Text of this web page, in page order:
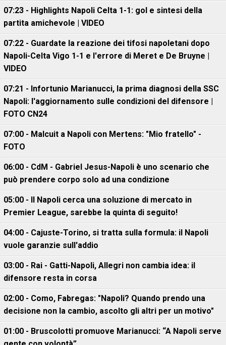
07:23 - Highlights Napoli Celta 1-1: gol e sintesi della
partita amichevole | VIDEO
07:22 - Guardate la reazione dei tifosi napoletani dopo
Napoli-Celta Vigo 1-1 e l'errore di Meret e De Bruyne |
VIDEO
07:21 - Infortunio Marianucci, la prima diagnosi della SSC
Napoli: l'aggiornamento sulle condizioni del difensore |
FOTO CN24
07:00 - Malcuit a Napoli con Mertens: "Mio fratello" -
FOTO
06:00 - CdM - Gabriel Jesus-Napoli è uno scenario che
può prendere corpo solo ad una condizione
05:00 - Il Napoli cerca una soluzione di mercato in
Premier League, sarebbe la quinta di seguito!
04:00 - Cajuste-Torino, si tratta sulla formula: il Napoli
vuole garanzie sull'addio
03:00 - Rai - Gatti-Napoli, Allegri non cambia idea: il
difensore resta in corsa
02:00 - Como, Fabregas: "Napoli? Quando prendo una
decisione non la cambio, ascolto gli altri per un motivo"
01:00 - Bruscolotti promuove Marianucci: “A Napoli serve